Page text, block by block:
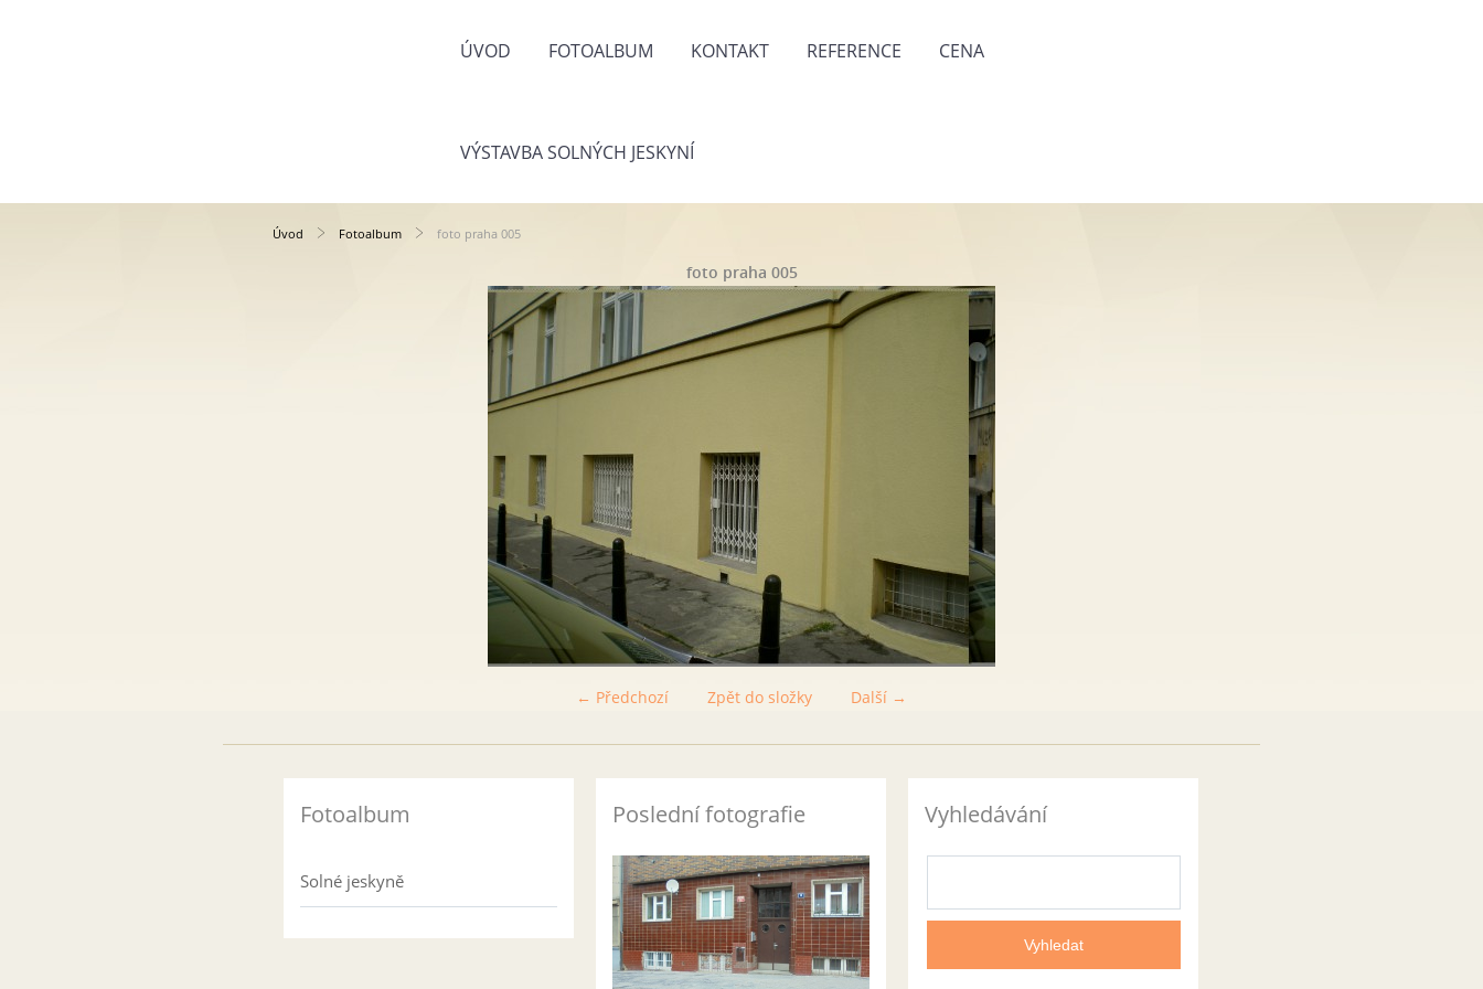
ÚVOD FOTOALBUM KONTAKT REFERENCE CENA
VÝSTAVBA SOLNÝCH JESKYNÍ
Úvod Fotoalbum foto praha 005
foto praha 005
← Předchozí Další →
Zpět do složky
Fotoalbum
Solné jeskyně
Poslední fotografie Vyhledávání